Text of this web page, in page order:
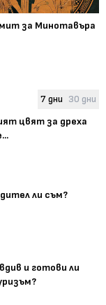
за Минотавъра
7 дни 30 дни
цвят за дреха
ли съм?
и готови ли